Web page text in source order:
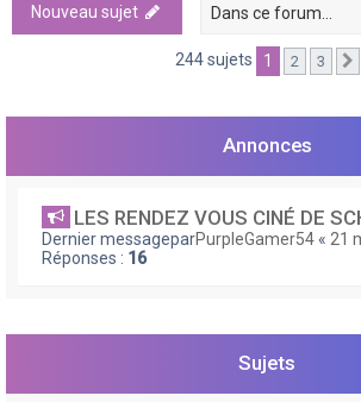
Nouveau sujet
244 sujets 1 2 3
Annonces
LES RENDEZ VOUS CINÉ DE
Dernier messageparPurpleGamer54 « 21
Réponses : 16
Sujets